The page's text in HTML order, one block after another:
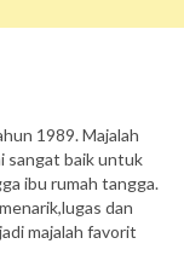
1989. Majalah
sangat baik untuk
ibu rumah tangga.
dan
majalah favorit